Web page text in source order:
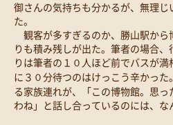
御さんの気持ちも分かるが、無理
た。
観客が多すぎるのか、勝山駅から
りも積み残しが出た。筆者の場合
りは筆者の１０人ほど前でバスが
に３０分待つのはけっこう辛かっ
る家族連れが、「この博物館。思
わね」と話し合っているのには、な